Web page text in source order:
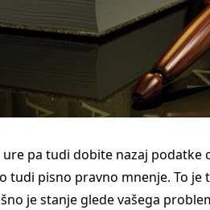
pa tudi dobite nazaj podatke
tudi pisno pravno mnenje. To
je stanje glede vašega